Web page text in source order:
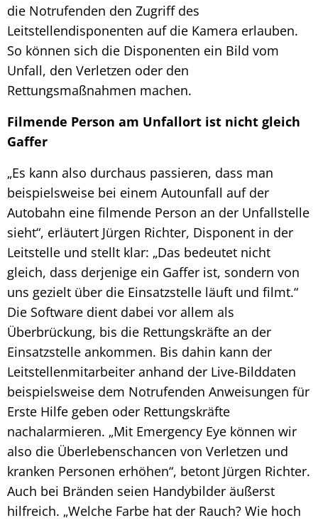
die Notrufenden den Zugriff des
Leitstellendisponenten auf die Kamera erlauben.
So können sich die Disponenten ein Bild vom
Unfall, den Verletzen oder den
Rettungsmaßnahmen machen.
Filmende Person am Unfallort ist nicht gleich
Gaffer
„Es kann also durchaus passieren, dass man
beispielsweise bei einem Autounfall auf der
Autobahn eine filmende Person an der Unfallstelle
sieht“, erläutert Jürgen Richter, Disponent in der
Leitstelle und stellt klar: „Das bedeutet nicht
gleich, dass derjenige ein Gaffer ist, sondern von
uns gezielt über die Einsatzstelle läuft und filmt.“
Die Software dient dabei vor allem als
Überbrückung, bis die Rettungskräfte an der
Einsatzstelle ankommen. Bis dahin kann der
Leitstellenmitarbeiter anhand der Live-Bilddaten
beispielsweise dem Notrufenden Anweisungen für
Erste Hilfe geben oder Rettungskräfte
nachalarmieren. „Mit Emergency Eye können wir
also die Überlebenschancen von Verletzen und
kranken Personen erhöhen“, betont Jürgen Richter.
Auch bei Bränden seien Handybilder äußerst
hilfreich. „Welche Farbe hat der Rauch? Wie hoch